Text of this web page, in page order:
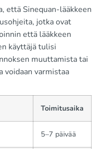
että Sinequan-lääkkeen
jotka ovat
että lääkkeen
käyttäjä tulisi
muuttamista tai
voidaan varmistaa
Toimitusaika
5–7 päivää